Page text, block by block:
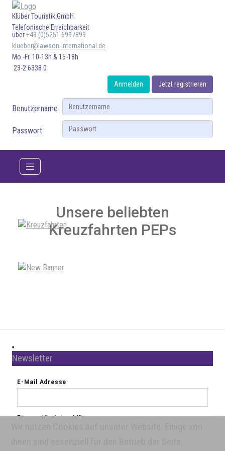
Klüber Touristik GmbH
Telefonische Erreichbarkeit
über+49 (0)5251 6997899
klueber@lawson-international.de
Mo.-Fr. 10-13h & 15-18h
23-2 6338 0
Anmelden
Jetzt registrieren
Benutzername
Passwort
Unsere beliebten
Kreuzfahrten PEPs
Newsletter